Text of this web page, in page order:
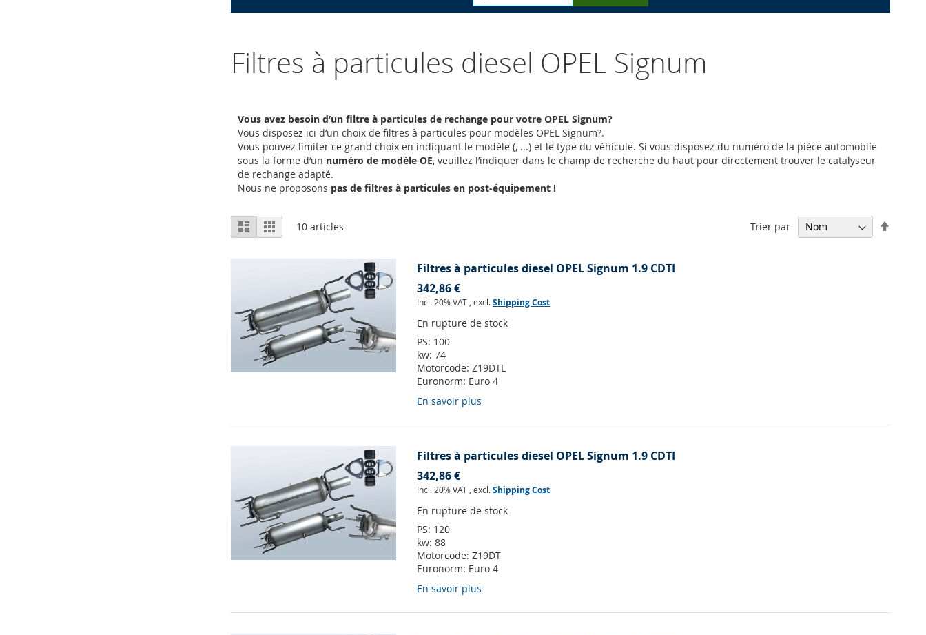
Filtres à particules diesel OPEL Signum
Vous avez besoin d’un filtre à particules de rechange pour votre OPEL Signum?
Vous disposez ici d’un choix de filtres à particules pour modèles OPEL Signum?.
Vous pouvez limiter ce grand choix en indiquant le modèle (, ...) et le type du véhicule. Si vous disposez du numéro de la pièce automobile
sous la forme d‘un numéro de modèle OE, veuillez l’indiquer dans le champ de recherche du haut pour directement trouver le catalyseur
de rechange adapté.
Nous ne proposons pas de filtres à particules en post-équipement !
Afficher
en
Liste Grille10 articles Trier par
Filtres à particules diesel OPEL Signum 1.9 CDTI
342,86 €
Incl. 20% VAT ,excl.Shipping Cost
En rupture de stock
PS: 100
kw:74
Motorcode:Z19DTL
Euronorm: Euro 4
En savoir plus
Filtres à particules diesel OPEL Signum 1.9 CDTI
342,86 €
Incl. 20% VAT ,excl.Shipping Cost
En rupture de stock
PS: 120
kw:88
Motorcode:Z19DT
Euronorm: Euro 4
En savoir plus